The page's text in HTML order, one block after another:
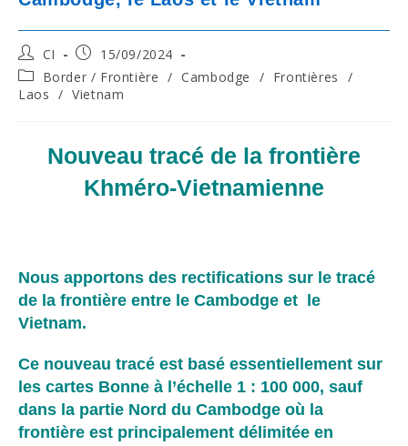
Post
author:
CI
Post
published:
15/09/2024
Post
category:
Border / Frontière / Cambodge / Frontières
/
Laos / Vietnam
Nouveau tracé de la frontière
Khméro-Vietnamienne
Nous apportons des rectifications sur le tracé
de la frontière entre le Cambodge et le
Vietnam.
Ce nouveau tracé est basé essentiellement sur
les cartes Bonne à l’échelle 1 : 100 000, sauf
dans la partie Nord du Cambodge où la
frontière est principalement délimitée en